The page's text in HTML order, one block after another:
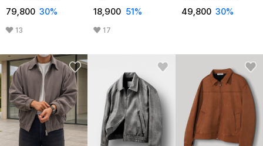
79,800 30%
13
18,900 51%
17
49,800 30%